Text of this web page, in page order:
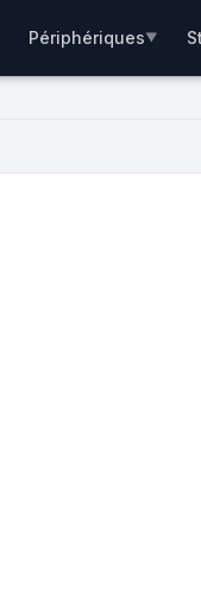
Périphériques▼